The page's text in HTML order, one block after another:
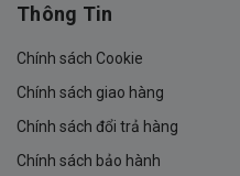
Thông Tin
Chính sách Cookie
Chính sách giao hàng
Chính sách đổi trả hàng
Chính sách bảo hành